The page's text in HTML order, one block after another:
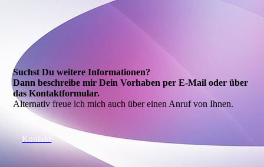
Suchst Du weitere Informationen?
Dann beschreibe mir Dein Vorhaben per E-Mail oder über
das Kontakt­formular.
Alternativ freue ich mich auch über einen Anruf von Ihnen.
Kontakt